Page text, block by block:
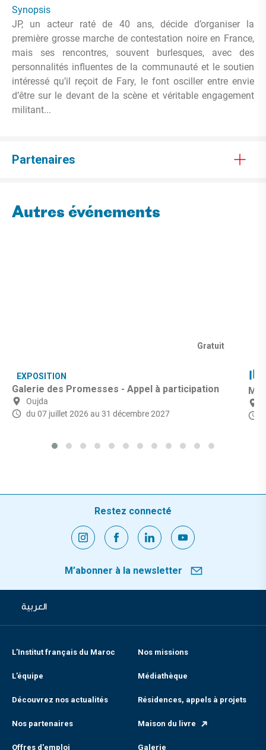
Synopsis
JP, un acteur raté de 40 ans, décide d’organiser la
première grosse marche de contestation noire en France,
mais ses rencontres, souvent burlesques, avec des
personnalités influentes de la communauté et le soutien
intéressé qu’il reçoit de Fary, le font osciller entre envie
d’être sur le devant de la scène et véritable engagement
militant...
Partenaires
Autres événements
Gratuit
EXPOSITION
Galerie des Promesses - Appel à participation
Oujda
du 07 juillet 2026 au 31 décembre 2027
Restez connecté
M’abonner à la newsletter
العربية
L’Institut français du Maroc Nos missions
L’équipe Médiathèque
Découvrez nos actualités Résidences, appels à projets
Nos partenaires Maison du livre
Offres d'emploi Galerie